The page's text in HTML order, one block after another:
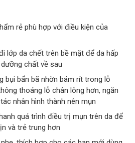
rẻ phù hợp với điều kiện của
lớp da chết trên bề mặt để da hấp
chất về sau
bụi bẩn bã nhờn bám rít trong lỗ
thoáng lỗ chân lông hơn, ngăn
nhân hình thành nên mụn
quá trình điều trị mụn trên da để
và trẻ trung hơn